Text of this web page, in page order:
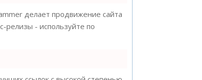
делает продвижение сайта
релизы - используйте по